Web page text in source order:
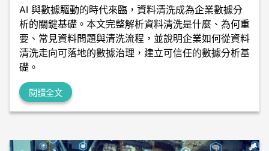
AI 與數據驅動的時代來臨，資料清洗成為企業數據分
析的關鍵基礎。本文完整解析資料清洗是什麼、為何重
要、常見資料問題與清洗流程，並說明企業如何從資料
清洗走向可落地的數據治理，建立可信任的數據分析基
礎。
閱讀全文